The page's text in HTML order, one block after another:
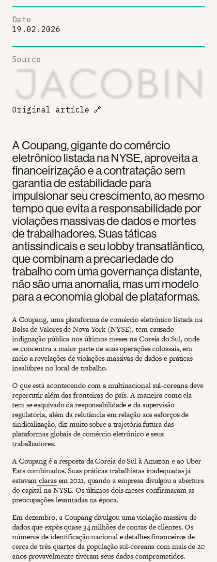
A Coupang, gigante do comércio
eletrônico listada na NYSE, aproveita a
financeirização e a contratação sem
garantia de estabilidade para
impulsionar seu crescimento, ao mesmo
tempo que evita a responsabilidade por
violações massivas de dados e mortes
de trabalhadores. Suas táticas
antissindicais e seu lobby transatlântico,
que combinam a precariedade do
trabalho com uma governança distante,
não são uma anomalia, mas um modelo
para a economia global de plataformas.
A Coupang, uma plataforma de comércio eletrônico listada na
Bolsa de Valores de Nova York (NYSE), tem causado
indignação pública nos últimos meses na Coreia do Sul, onde
se concentra a maior parte de suas operações colossais, em
meio a revelações de violações massivas de dados e práticas
insalubres no local de trabalho.
O que está acontecendo com a multinacional sul-coreana deve
repercutir além das fronteiras do país. A maneira como ela
tem se esquivado da responsabilidade e da supervisão
regulatória, além da relutância em relação aos esforços de
sindicalização, diz muito sobre a trajetória futura das
plataformas globais de comércio eletrônico e seus
trabalhadores.
A Coupang é a resposta da Coreia do Sul à Amazon e ao Uber
Eats combinados. Suas práticas trabalhistas inadequadas já
estavamclarasem 2021, quando a empresa divulgou a abertura
do capital na NYSE. Os últimos dois meses confirmaram as
preocupações levantadas na época.
Em dezembro, a Coupang divulgou uma violação massiva de
dados que expôs quase 34 milhões de contas de clientes. Os
números de identificação nacional e detalhes financeiros de
cerca de três quartos da população sul-coreana com mais de 20
anos provavelmente tiveram seus dados comprometidos.
Date
19.02.2026
Source
Original article 🔗